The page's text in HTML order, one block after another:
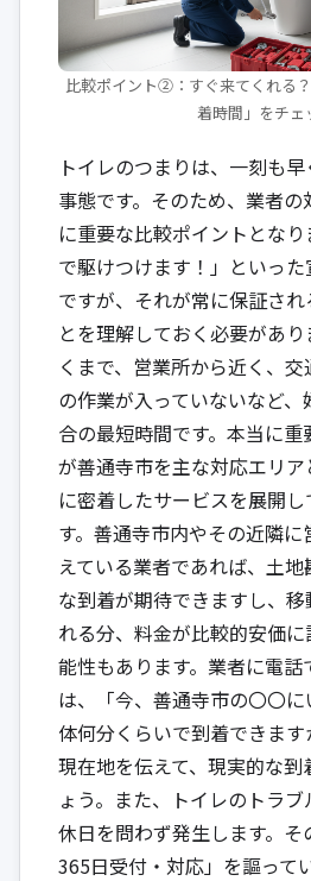
比較ポイント②：すぐ来てくれる
着時間」をチェ
トイレのつまりは、一刻も
事態です。そのため、業者
に重要な比較ポイントとな
で駆けつけます！」といっ
ですが、それが常に保証さ
とを理解しておく必要があ
くまで、営業所から近く、
の作業が入っていないなど
合の最短時間です。本当に
が善通寺市を主な対応エリ
に密着したサービスを展開
す。善通寺市内やその近隣
えている業者であれば、土
な到着が期待できますし、
れる分、料金が比較的安価
能性もあります。業者に電
は、「今、善通寺市の〇〇
体何分くらいで到着できま
現在地を伝えて、現実的な到
ょう。また、トイレのトラブ
休日を問わず発生します。
365日受付・対応」を謳って